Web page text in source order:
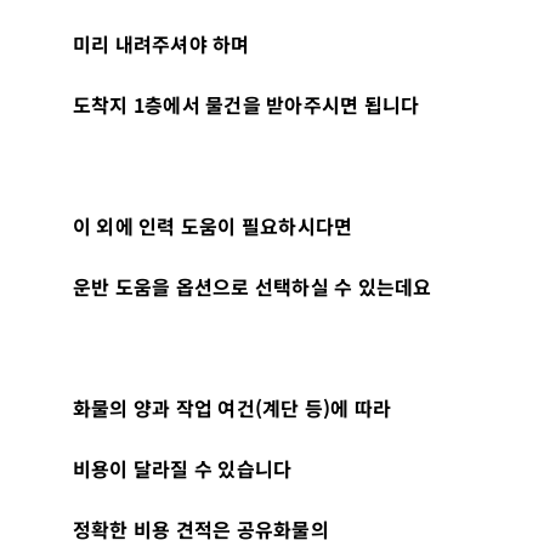
미리 내려주셔야 하며
도착지 1층에서 물건을 받아주시면 됩니다
이 외에 인력 도움이 필요하시다면
운반 도움을 옵션으로 선택하실 수 있는데요
화물의 양과 작업 여건(계단 등)에 따라
비용이 달라질 수 있습니다
정확한 비용 견적은 공유화물의